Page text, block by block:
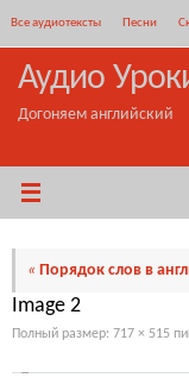
содержимому
Все аудиотексты Песни
Аудио
Догоняем английский
« Порядок слов в
Image 2
Полный размер: 717 × 515